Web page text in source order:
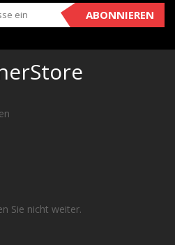
ABONNIEREN
Sie nicht weiter.